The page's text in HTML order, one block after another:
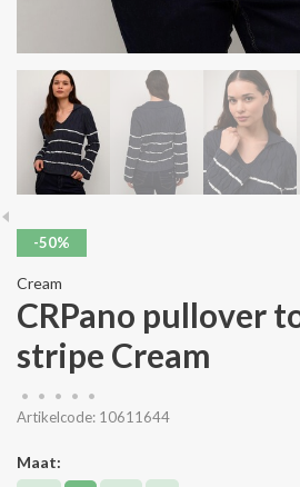
-50%
Cream
CRPano pullover
stripe Cream
• • • •
•
Artikelcode: 10611644
Maat: